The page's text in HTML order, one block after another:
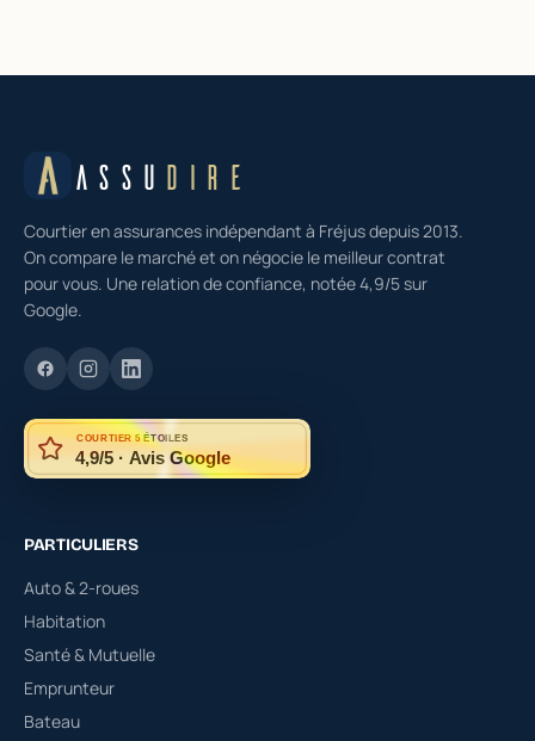
ASSU DIRE
Courtier en assurances indépendant à Fréjus depuis 2013.
On compare le marché et on négocie le meilleur contrat
pour vous. Une relation de confiance, notée 4,9/5 sur
Google.
COURTIER 5 ÉTOILES
4,9/5 · Avis Google
PARTICULIERS
Auto & 2-roues
Habitation
Santé & Mutuelle
Emprunteur
Bateau